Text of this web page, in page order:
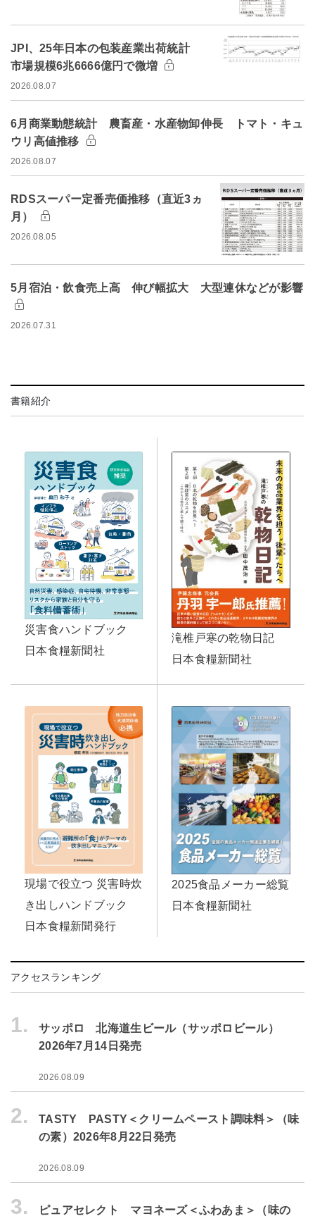
JPI、25年日本の包装産業出荷統計
市場規模6兆6666億円で微増
2026.08.07
6月商業動態統計 農畜産・水産物卸伸長 トマト・キュ
ウリ高値推移
2026.08.07
RDSスーパー定番売価推移（直近3ヵ
月）
2026.08.05
5月宿泊・飲食売上高 伸び幅拡大 大型連休などが影響
2026.07.31
書籍紹介
災害食ハンドブック
日本食糧新聞社
滝椎戸寒の乾物日記
日本食糧新聞社
現場で役立つ 災害時炊
き出しハンドブック
日本食糧新聞発行
2025食品メーカー総覧
日本食糧新聞社
アクセスランキング
1.
サッポロ 北海道生ビール（サッポロビール）
2026年7月14日発売
2026.08.09
2.
TASTY PASTY＜クリームペースト調味料＞（味
の素）2026年8月22日発売
2026.08.09
3.
ピュアセレクト マヨネーズ＜ふわあま＞（味の